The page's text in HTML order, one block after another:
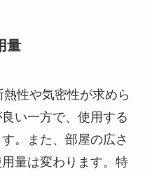
量
性や気密性が求めら
い一方で、使用する
。また、部屋の広さ
量は変わります。特